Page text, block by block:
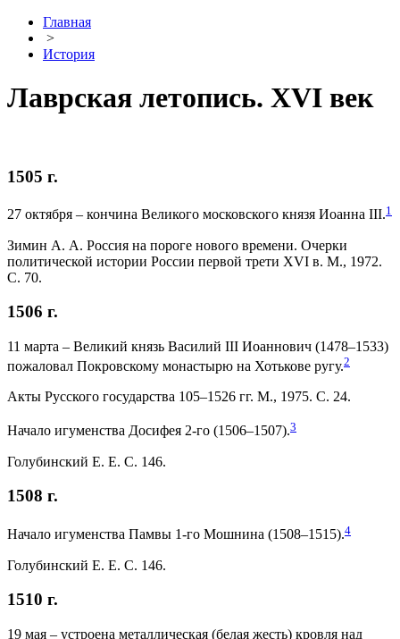
Главная
>
История
Лаврская летопись. XVI век
1505 г.
27 октября – кончина Великого московского князя Иоанна III.1
Зимин А. А. Россия на пороге нового времени. Очерки
политической истории России первой трети XVI в. М., 1972.
С. 70.
1506 г.
11 марта – Великий князь Василий III Иоаннович (1478–1533)
пожаловал Покровскому монастырю на Хотькове ругу.2
Акты Русского государства 105–1526 гг. М., 1975. С. 24.
Начало игуменства Досифея 2-го (1506–1507).3
Голубинский Е. Е. С. 146.
1508 г.
Начало игуменства Памвы 1-го Мошнина (1508–1515).4
Голубинский Е. Е. С. 146.
1510 г.
19 мая – устроена металлическая (белая жесть) кровля над